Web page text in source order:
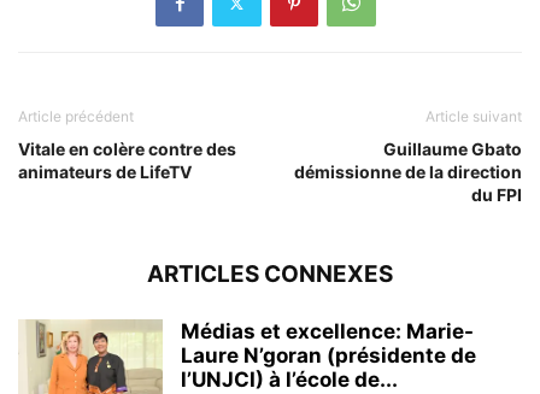
Article précédent
Vitale en colère contre des
animateurs de LifeTV
Article suivant
Guillaume Gbato
démissionne de la direction
du FPI
ARTICLES CONNEXES
Médias et excellence: Marie-
Laure N’goran (présidente de
l’UNJCI) à l’école de...